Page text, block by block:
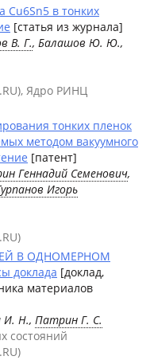
в тонких
[статья из журнала]
В. Г., Балашов Ю. Ю.,
Ядро РИНЦ
тонких пленок
методом вакуумного
[патент]
Геннадий Семенович,
Игорь
В ОДНОМЕРНОМ
доклада [доклад,
материалов
И. Н., Патрин Г. С.
состояний